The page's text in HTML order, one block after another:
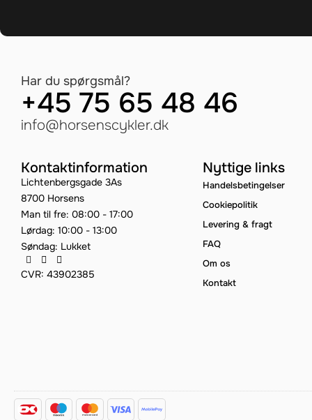
Har du spørgsmål?
+45 75 65 48 46
info@horsenscykler.dk
Kontaktinformation
Lichtenbergsgade 3As
8700 Horsens
Man til fre: 08:00 - 17:00
Lørdag: 10:00 - 13:00
Søndag: Lukket
CVR: 43902385
Nyttige links
Handelsbetingelser
Cookiepolitik
Levering & fragt
FAQ
Om os
Kontakt